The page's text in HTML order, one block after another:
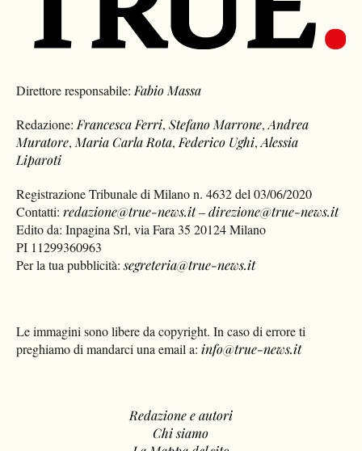
Direttore responsabile: Fabio Massa
Redazione: Francesca Ferri,Stefano Marrone,Andrea
Muratore, Maria Carla Rota, Federico Ughi,Alessia
Liparoti
Registrazione Tribunale di Milano n. 4632 del 03/06/2020
Contatti:redazione@true-news.it–direzione@true-news.it
Edito da: Inpagina Srl, via Fara 35 20124 Milano
PI 11299360963
Per la tua pubblicità:segreteria@true-news.it
Le immagini sono libere da copyright. In caso di errore ti
preghiamo di mandarci una email a: info@true-news.it
Redazione e autori
Chi siamo